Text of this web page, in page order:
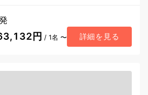
円 / 1名 〜 詳細を見る